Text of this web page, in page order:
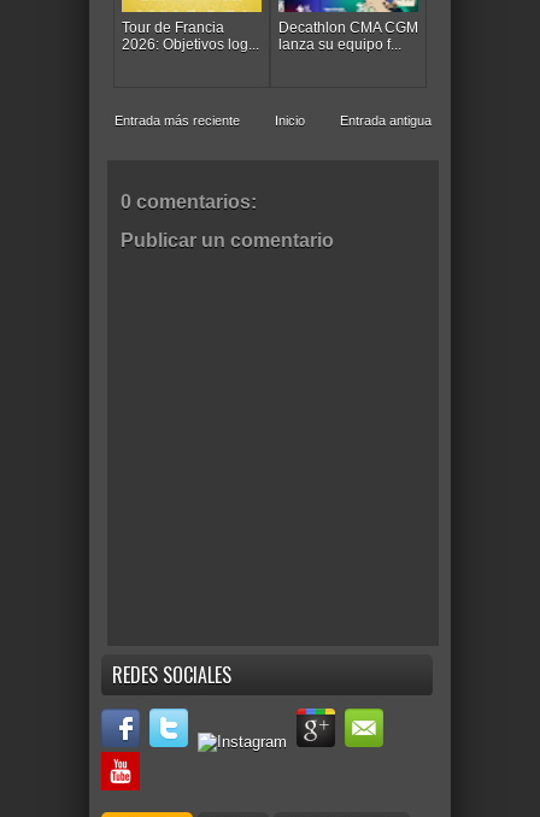
Tour de Francia
2026: Objetivos log...
Decathlon CMA CGM
lanza su equipo f...
Entrada más reciente Entrada antigua
Inicio
0 comentarios:
Publicar un comentario
REDES SOCIALES